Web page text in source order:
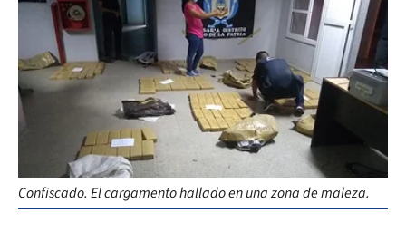
Confiscado. El cargamento hallado en una zona de maleza.